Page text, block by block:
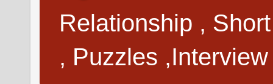
Relationship ,
, Puzzles